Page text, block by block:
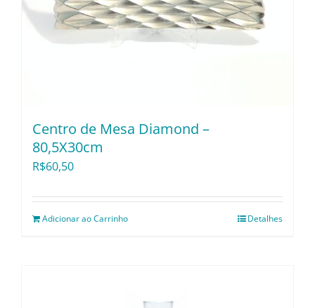
Centro de Mesa Diamond –
80,5X30cm
R$60,50
Adicionar ao Carrinho Detalhes